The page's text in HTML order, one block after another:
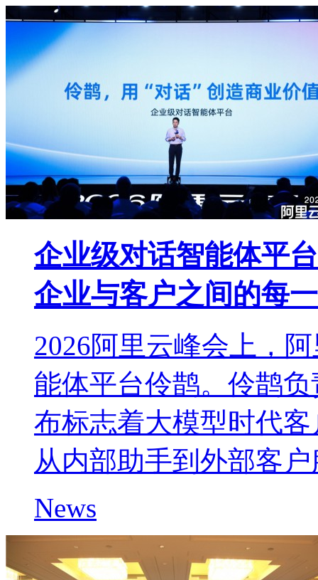
企业级对话智能体平
企业与客户之间的每
2026阿里云峰会上，
能体平台伶鹊。伶鹊
布标志着大模型时代
从内部助手到外部客户
News